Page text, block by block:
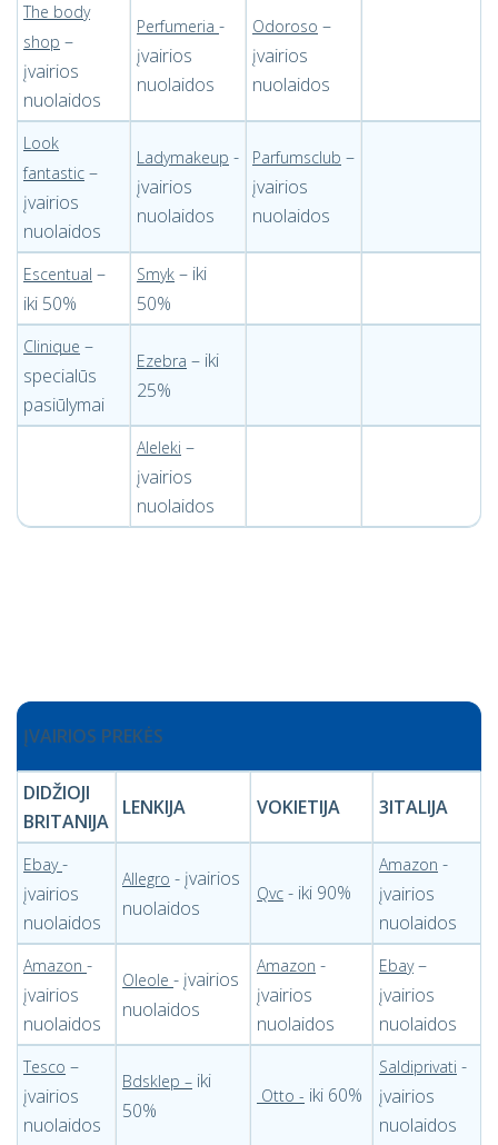
The body
shop –
įvairios
nuolaidos
Perfumeria -
įvairios
nuolaidos
Odoroso –
įvairios
nuolaidos
Look
fantastic –
įvairios
nuolaidos
Ladymakeup -
įvairios
nuolaidos
Parfumsclub –
įvairios
nuolaidos
Escentual –
iki 50%
Smyk – iki
50%
Clinique –
specialūs
pasiūlymai
Ezebra – iki
25%
Aleleki –
įvairios
nuolaidos
ĮVAIRIOS PREKĖS
DIDŽIOJI
BRITANIJA
LENKIJA VOKIETIJA 3ITALIJA
Ebay -
įvairios
nuolaidos
Allegro - įvairios
nuolaidos
Qvc - iki 90%
Amazon -
įvairios
nuolaidos
Amazon -
įvairios
nuolaidos
Oleole - įvairios
nuolaidos
Amazon -
įvairios
nuolaidos
Ebay–
įvairios
nuolaidos
Tesco –
įvairios
nuolaidos
Bdsklep – iki
50%
Otto - iki 60%
Saldiprivati -
įvairios
nuolaidos